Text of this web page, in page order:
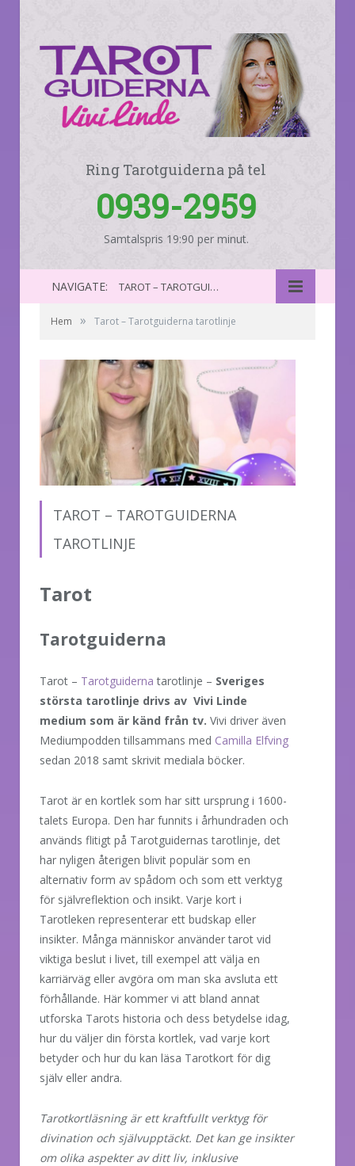
Ring Tarotguiderna på tel
0939-2959
Samtalspris 19:90 per minut.
NAVIGATE: TAROT – TAROTGUIDERNA TAROTLINJE
Hem » Tarot – Tarotguiderna tarotlinje
TAROT – TAROTGUIDERNA
TAROTLINJE
Tarot
Tarotguiderna
Tarot – Tarotguiderna tarotlinje – Sveriges
största tarotlinje drivs av Vivi Linde
medium som är känd från tv. Vivi driver även
Mediumpodden tillsammans med Camilla Elfving
sedan 2018 samt skrivit mediala böcker.
Tarot är en kortlek som har sitt ursprung i 1600-
talets Europa. Den har funnits i århundraden och
används flitigt på Tarotguidernas tarotlinje, det
har nyligen återigen blivit populär som en
alternativ form av spådom och som ett verktyg
för självreflektion och insikt. Varje kort i
Tarotleken representerar ett budskap eller
insikter. Många människor använder tarot vid
viktiga beslut i livet, till exempel att välja en
karriärväg eller avgöra om man ska avsluta ett
förhållande. Här kommer vi att bland annat
utforska Tarots historia och dess betydelse idag,
hur du väljer din första kortlek, vad varje kort
betyder och hur du kan läsa Tarotkort för dig
själv eller andra.
Tarotkortläsning är ett kraftfullt verktyg för
divination och självupptäckt. Det kan ge insikter
om olika aspekter av ditt liv, inklusive